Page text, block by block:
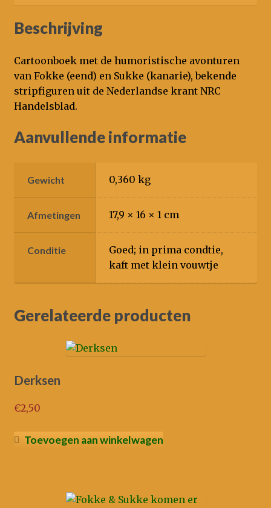
Beschrijving
Cartoonboek met de humoristische avonturen
van Fokke (eend) en Sukke (kanarie), bekende
stripfiguren uit de Nederlandse krant NRC
Handelsblad.
Aanvullende informatie
Gewicht 0,360 kg
Afmetingen 17,9 × 16 × 1 cm
Conditie
Goed; in prima condtie,
kaft met klein vouwtje
Gerelateerde producten
Derksen
€2,50
Toevoegen aan winkelwagen